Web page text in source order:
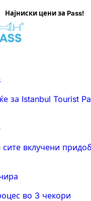
Pass!
за Istanbul Tourist
сите вклучени
во 3 чекори
Преглед Времиња и